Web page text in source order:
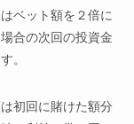
ベット額を２倍に
合の次回の投資金
。
初回に賭けた額分